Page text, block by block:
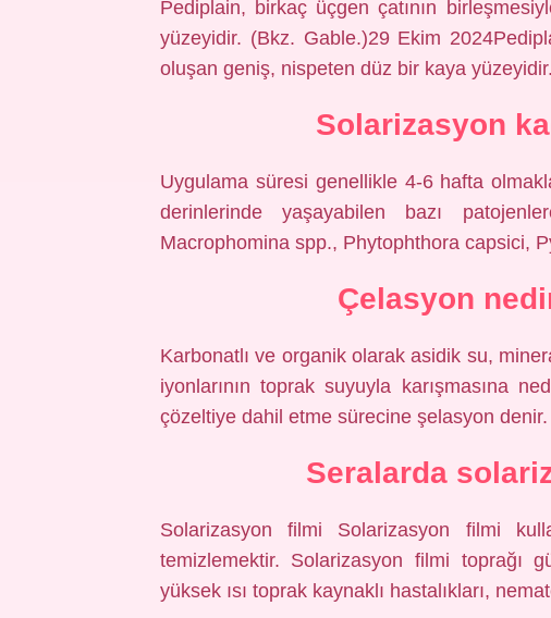
Pediplain, birkaç üçgen çatının
yüzeyidir. (Bkz. Gable.)29 Ekim
oluşan geniş, nispeten düz bir kaya
Solarizasyon
Uygulama süresi genellikle 4-6 hafta
derinlerinde yaşayabilen bazı
Macrophomina spp., Phytophthora capsici,
Çelasyon
Karbonatlı ve organik olarak asidik su,
iyonlarının toprak suyuyla karışmasına
çözeltiye dahil etme sürecine şelasyon denir.
Seralarda
Solarizasyon filmi Solarizasyon filmi
temizlemektir. Solarizasyon filmi toprağı
yüksek ısı toprak kaynaklı hastalıkları,